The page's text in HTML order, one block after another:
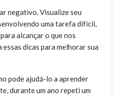
negativo. Visualize seu
uma tarefa difícil,
alcançar o que nos
dicas para melhorar sua
pode ajudá-lo a aprender
durante um ano repeti um